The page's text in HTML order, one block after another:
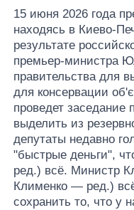
15 июня 2026 года
находясь в Киево-
результате
премьер-министра
правительства для
для консервации
проведет заседание
выделить из
депутаты недавно
"быстрые деньги",
ред.) всё. Министр
Клименко — ред.)
сохранить то, что у